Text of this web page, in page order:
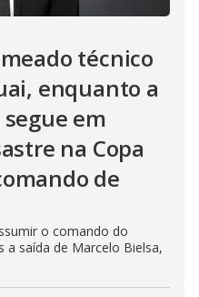
técnico
enquanto a
em
na Copa
de
o comando do
a saída de Marcelo Bielsa,